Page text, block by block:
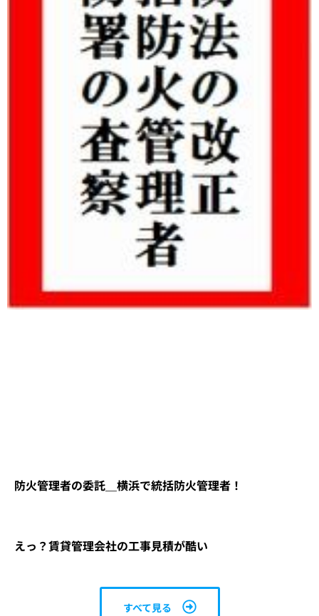
防火管理者の委託＿横浜で統括防火管理者！
えっ？賃貸管理会社の工事見積が酷い
すべて見る